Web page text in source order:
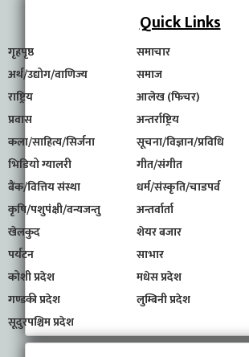
Quick Links
गृहपृष्ठ समाचार
अर्थ/उद्योग/वाणिज्य
समाज
राष्ट्रिय
आलेख (फिचर)
प्रवास
अन्तर्राष्ट्रिय
कला/साहित्य/सिर्जना
सूचना/विज्ञान/प्रविधि
भिडियो ग्यालरी
गीत/संगीत
बैंक/वित्तिय संस्था
धर्म/संस्कृति/चाडपर्व
कृषि/पशुपंक्षी/वन्यजन्तु
अन्तर्वार्ता
खेलकुद
शेयर बजार
पर्यटन
साभार
कोशी प्रदेश
मधेस प्रदेश
गण्डकी प्रदेश
लुम्बिनी प्रदेश
सूदुरपश्चिम प्रदेश